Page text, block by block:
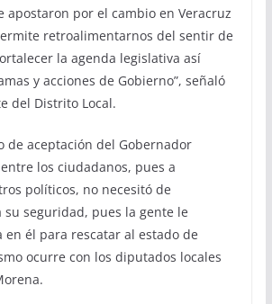
apostaron por el cambio en Veracruz
retroalimentarnos del sentir de
la agenda legislativa así
y acciones de Gobierno”, señaló
del Distrito Local.
de aceptación del Gobernador
los ciudadanos, pues a
políticos, no necesitó de
su seguridad, pues la gente le
en él para rescatar al estado de
ocurre con los diputados locales